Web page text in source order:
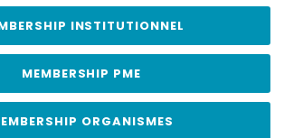
INSTITUTIONNEL
MEMBERSHIP PME
ORGANISMES